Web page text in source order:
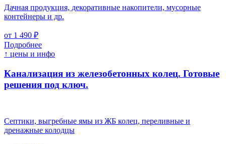
Дачная продукция, декоративные накопители, мусорные
контейнеры и др.
от 1 490 ₽
Подробнее
↑ цены и инфо
Канализация из железобетонных колец. Готовые
решения под ключ.
Септики, выгребные ямы из ЖБ колец, переливные и
дренажные колодцы